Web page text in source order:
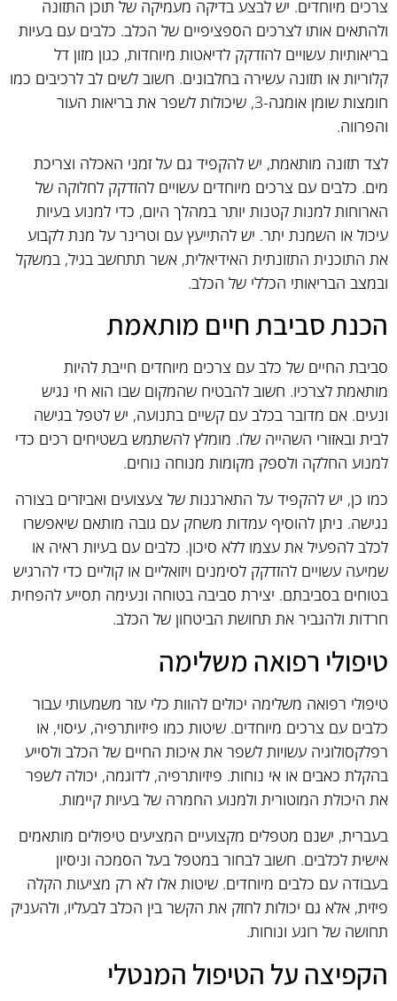
צרכים מיוחדים. יש לבצע בדיקה מעמיקה של תוכן התזונה
ולהתאים אותו לצרכים הספציפיים של הכלב. כלבים עם בעיות
בריאותיות עשויים להזדקק לדיאטות מיוחדות, כגון מזון דל
קלוריות או תזונה עשירה בחלבונים. חשוב לשים לב לרכיבים כמו
חומצות שומן אומגה-3, שיכולות לשפר את בריאות העור
והפרווה.
לצד תזונה מותאמת, יש להקפיד גם על זמני האכלה וצריכת
מים. כלבים עם צרכים מיוחדים עשויים להזדקק לחלוקה של
הארוחות למנות קטנות יותר במהלך היום, כדי למנוע בעיות
עיכול או השמנת יתר. יש להתייעץ עם וטרינר על מנת לקבוע
את התוכנית התזונתית האידיאלית, אשר תתחשב בגיל, במשקל
ובמצב הבריאותי הכללי של הכלב.
הכנת סביבת חיים מותאמת
סביבת החיים של כלב עם צרכים מיוחדים חייבת להיות
מותאמת לצרכיו. חשוב להבטיח שהמקום שבו הוא חי נגיש
ונעים. אם מדובר בכלב עם קשיים בתנועה, יש לטפל בגישה
לבית ובאזורי השהייה שלו. מומלץ להשתמש בשטיחים רכים כדי
למנוע החלקה ולספק מקומות מנוחה נוחים.
כמו כן, יש להקפיד על התארגנות של צעצועים ואביזרים בצורה
נגישה. ניתן להוסיף עמדות משחק עם גובה מותאם שיאפשרו
לכלב להפעיל את עצמו ללא סיכון. כלבים עם בעיות ראיה או
שמיעה עשויים להזדקק לסימנים ויזואליים או קוליים כדי להרגיש
בטוחים בסביבתם. יצירת סביבה בטוחה ונעימה תסייע להפחית
חרדות ולהגביר את תחושת הביטחון של הכלב.
טיפולי רפואה משלימה
טיפולי רפואה משלימה יכולים להוות כלי עזר משמעותי עבור
כלבים עם צרכים מיוחדים. שיטות כמו פיזיותרפיה, עיסוי, או
רפלקסולוגיה עשויות לשפר את איכות החיים של הכלב ולסייע
בהקלת כאבים או אי נוחות. פיזיותרפיה, לדוגמה, יכולה לשפר
את היכולת המוטורית ולמנוע החמרה של בעיות קיימות.
בעברית, ישנם מטפלים מקצועיים המציעים טיפולים מותאמים
אישית לכלבים. חשוב לבחור במטפל בעל הסמכה וניסיון
בעבודה עם כלבים מיוחדים. שיטות אלו לא רק מציעות הקלה
פיזית, אלא גם יכולות לחזק את הקשר בין הכלב לבעליו, ולהעניק
תחושה של רוגע ונוחות.
הקפיצה על הטיפול המנטלי